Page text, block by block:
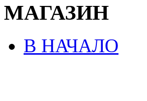
МАГАЗИН
В НАЧАЛО